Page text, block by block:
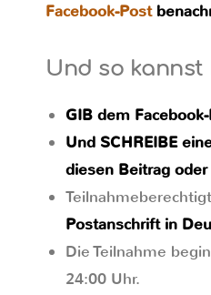
Facebook-Post
Und so
GIB dem
Und SCHREIBE
diesen Beitrag
Postanschrift in
Die Teilnahme
24:00 Uhr.